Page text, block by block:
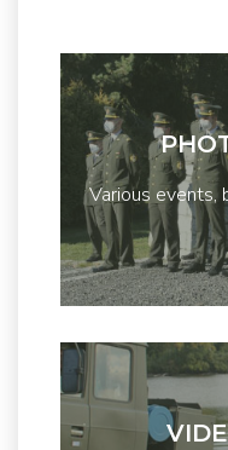
Various events,